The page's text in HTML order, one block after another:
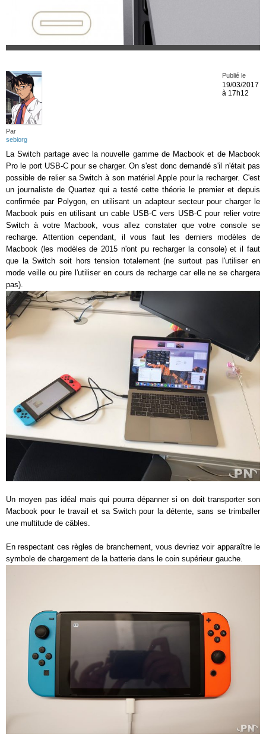
Par
sebiorg
Publié le
19/03/2017
à 17h12
La Switch partage avec la nouvelle gamme de Macbook et de Macbook
Pro le port USB-C pour se charger. On s'est donc demandé s'il n'était pas
possible de relier sa Switch à son matériel Apple pour la recharger. C'est
un journaliste de Quartez qui a testé cette théorie le premier et depuis
confirmée par Polygon, en utilisant un adapteur secteur pour charger le
Macbook puis en utilisant un cable USB-C vers USB-C pour relier votre
Switch à votre Macbook, vous allez constater que votre console se
recharge. Attention cependant, il vous faut les derniers modèles de
Macbook (les modèles de 2015 n'ont pu recharger la console) et il faut
que la Switch soit hors tension totalement (ne surtout pas l'utiliser en
mode veille ou pire l'utiliser en cours de recharge car elle ne se chargera
pas).
Un moyen pas idéal mais qui pourra dépanner si on doit transporter son
Macbook pour le travail et sa Switch pour la détente, sans se trimballer
une multitude de câbles.
En respectant ces règles de branchement, vous devriez voir apparaître le
symbole de chargement de la batterie dans le coin supérieur gauche.